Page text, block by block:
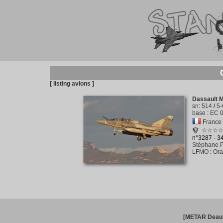
[ listing avions ]
Dassault
sn: 514 /5-
base : EC
n°3287 -
Stéphane
LFMO :
[METAR